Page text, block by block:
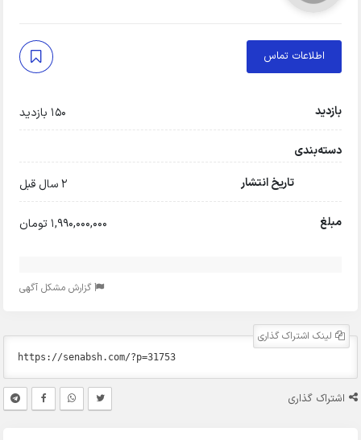
اطلاعات تماس
بازدید 150 بازدید
دسته‌بندی
تاریخ انتشار
2 سال قبل
مبلغ 1,990,000,000 تومان
گزارش مشکل آگهی
لینک اشتراک گذاری
اشتراک گذاری